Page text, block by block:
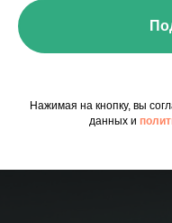
Нажимая на кнопку, вы
данных и